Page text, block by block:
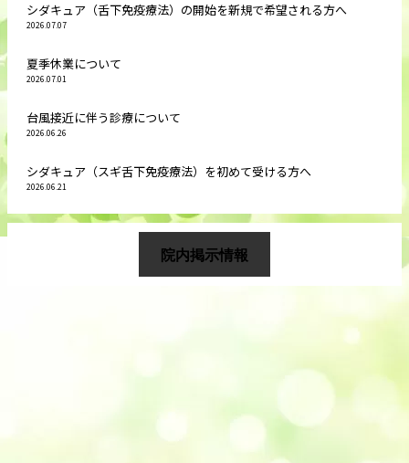
シダキュア（舌下免疫療法）の開始を新規で希望される方へ
2026.07.07
夏季休業について
2026.07.01
台風接近に伴う診療について
2026.06.26
シダキュア（スギ舌下免疫療法）を初めて受ける方へ
2026.06.21
院内掲示情報